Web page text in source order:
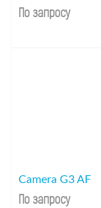
По запросу
Camera G3 AF
По запросу